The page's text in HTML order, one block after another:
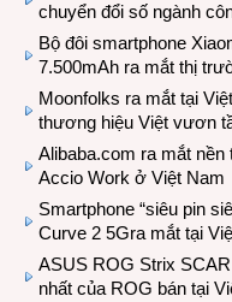
chuyển đổi số ngành
Bộ đôi smartphone
7.500mAh ra mắt thị
Moonfolks ra mắt tại
thương hiệu Việt vươn
Alibaba.com ra mắt nền
Accio Work ở Việt Nam
Smartphone “siêu pin
Curve 2 5Gra mắt tại
ASUS ROG Strix
nhất của ROG bán tại